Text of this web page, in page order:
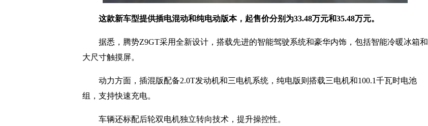
这款新车型提供插电混动和纯电动版本，起售价分别为33.48万元和35.48万元。
据悉，腾势Z9GT采用全新设计，搭载先进的智能驾驶系统和豪华内饰，包括智能冷暖冰箱和
大尺寸触摸屏。
动力方面，插混版配备2.0T发动机和三电机系统，纯电版则搭载三电机和100.1千瓦时电池
组，支持快速充电。
车辆还标配后轮双电机独立转向技术，提升操控性。